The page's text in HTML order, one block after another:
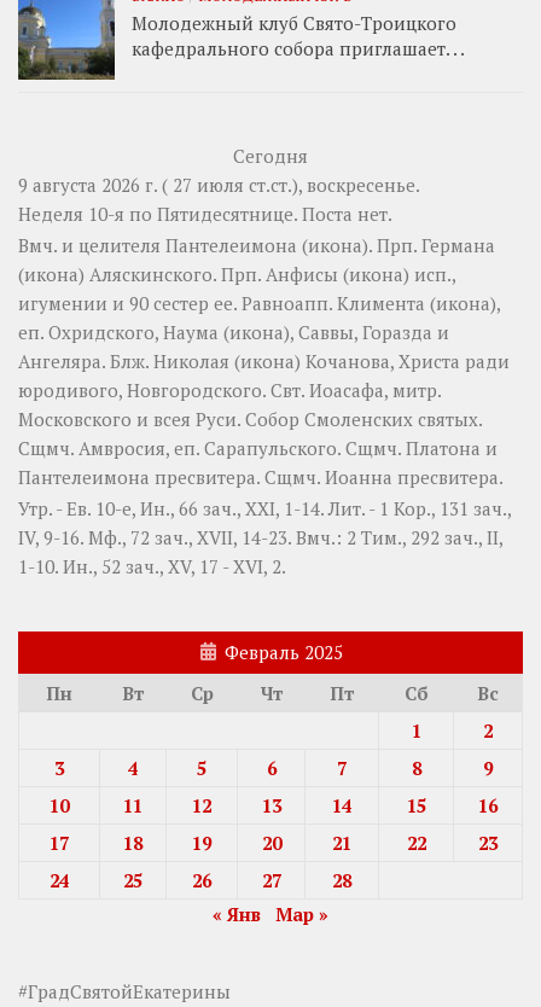
Молодежный клуб Свято-Троицкого
кафедрального собора приглашает. . .
Сегодня
9 августа 2026 г. ( 27 июля ст.ст.), воскресенье.
Неделя 10-я по Пятидесятнице. Поста нет.
Вмч. и целителя Пантелеимона (икона). Прп. Германа
(икона) Аляскинского. Прп. Анфисы (икона) исп.,
игумении и 90 сестер ее. Равноапп. Климента (икона),
еп. Охридского, Наума (икона), Саввы, Горазда и
Ангеляра. Блж. Николая (икона) Кочанова, Христа ради
юродивого, Новгородского. Свт. Иоасафа, митр.
Московского и всея Руси. Собор Смоленских святых.
Сщмч. Амвросия, еп. Сарапульского. Сщмч. Платона и
Пантелеимона пресвитера. Сщмч. Иоанна пресвитера.
Утр. - Ев. 10-е, Ин., 66 зач., XXI, 1-14.Лит. - 1 Кор., 131 зач.,
IV, 9-16. Мф., 72 зач., XVII, 14-23. Вмч.: 2 Тим., 292 зач., II,
1-10. Ин., 52 зач., XV, 17 - XVI, 2.
Февраль 2025
Пн
Вт Ср Чт Пт Сб
Вс
1
2
3
4 5 6 7 8
9
10
11 12 13 14 15
16
17
18 19 20 21 22
23
24
25 26 27
28
« Янв Мар »
#ГрадСвятойЕкатерины